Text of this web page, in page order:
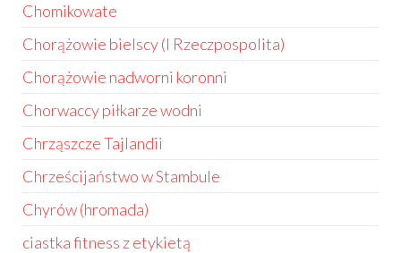
Chomikowate
Chorążowie bielscy (I Rzeczpospolita)
Chorążowie nadworni koronni
Chorwaccy piłkarze wodni
Chrząszcze Tajlandii
Chrześcijaństwo w Stambule
Chyrów (hromada)
ciastka fitness z etykietą